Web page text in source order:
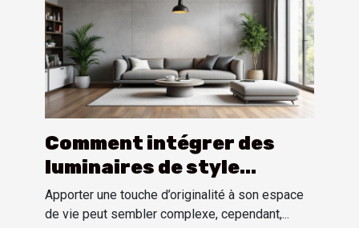
Comment intégrer des
luminaires de style
industriel dans un
intérieur moderne ?
Apporter une touche d’originalité à son espace
de vie peut sembler complexe, cependant,...